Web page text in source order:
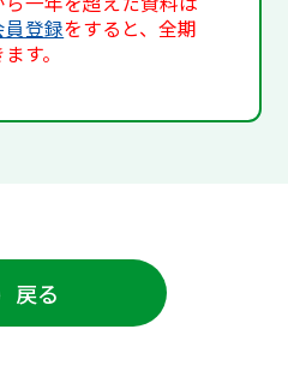
員登録をすると、全期
す。
戻る